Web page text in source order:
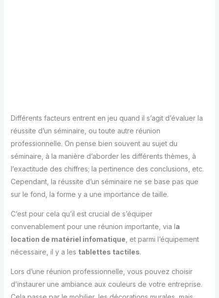
Différents facteurs entrent en jeu quand il s’agit d’évaluer la
réussite d’un séminaire, ou toute autre réunion
professionnelle. On pense bien souvent au sujet du
séminaire, à la manière d’aborder les différents thèmes, à
l’exactitude des chiffres; la pertinence des conclusions, etc.
Cependant, la réussite d’un séminaire ne se base pas que
sur le fond, la forme y a une importance de taille.
C’est pour cela qu’il est crucial de s’équiper
convenablement pour une réunion importante, via la
location de matériel infomatique , et parmi l’équipement
nécessaire, il y a les tablettes tactiles.
Lors d’une réunion professionnelle, vous pouvez choisir
d’instaurer une ambiance aux couleurs de votre entreprise.